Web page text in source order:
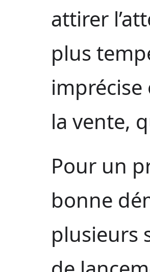
attirer
plus
la vente,
Pour un
bonne
plusieurs